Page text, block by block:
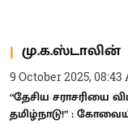
மு.க.ஸ்டாலின்
9 October 2025, 08:43
“தேசிய சராசரியை
தமிழ்நாடு!” :